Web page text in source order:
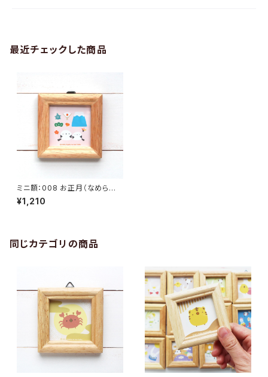
最近チェックした商品
ミニ額：008 お正月（なめらか
シマエナガ）
¥1,210
同じカテゴリの商品